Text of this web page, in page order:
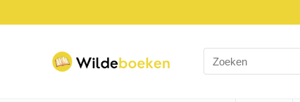
Search
for: